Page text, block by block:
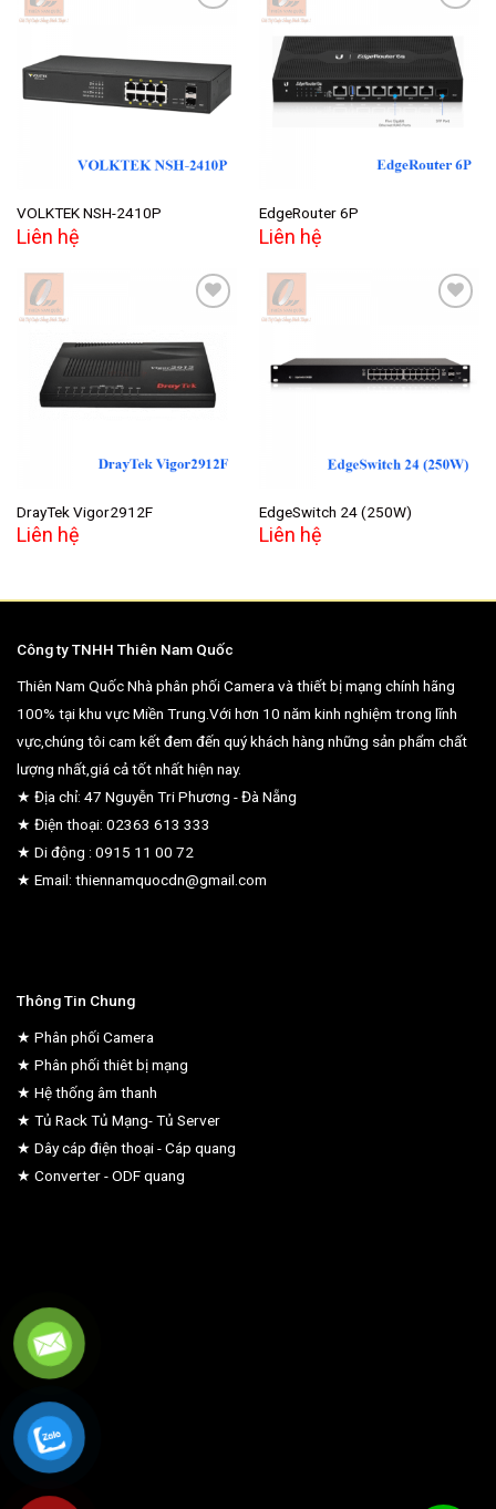
Add to
wishlist
VOLKTEK NSH-2410P
Liên hệ
Add to
wishlist
EdgeRouter 6P
Liên hệ
Add to
wishlist
DrayTek Vigor2912F
Liên hệ
Add to
wishlist
EdgeSwitch 24 (250W)
Liên hệ
Công ty TNHH Thiên Nam Quốc
Thiên Nam Quốc Nhà phân phối Camera và thiết bị mạng chính hãng
100% tại khu vực Miền Trung.Với hơn 10 năm kinh nghiệm trong lĩnh
vực,chúng tôi cam kết đem đến quý khách hàng những sản phẩm chất
lượng nhất,giá cả tốt nhất hiện nay.
★ Địa chỉ: 47 Nguyễn Tri Phương - Đà Nẵng
★ Điện thoại: 02363 613 333
★ Di động : 0915 11 00 72
★ Email: thiennamquocdn@gmail.com
Thông Tin Chung
★ Phân phối Camera
★ Phân phối thiêt bị mạng
★ Hệ thống âm thanh
★ Tủ Rack Tủ Mạng- Tủ Server
★ Dây cáp điện thoại - Cáp quang
★ Converter - ODF quang